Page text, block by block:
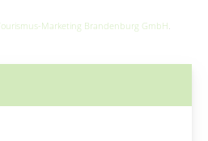
Marketing Brandenburg GmbH.